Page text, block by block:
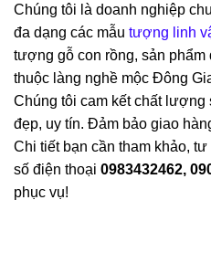
Chúng tôi là doanh nghiệp
đa dạng các mẫu tượng linh
tượng gỗ con rồng, sản
thuộc làng nghề mộc Đông
Chúng tôi cam kết chất lượng
đẹp, uy tín. Đảm bảo giao
Chi tiết bạn cần tham khảo,
số điện thoại 0983432462,
phục vụ!